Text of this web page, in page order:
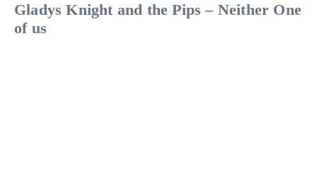
Gladys Knight and the Pips – Neither One
of us